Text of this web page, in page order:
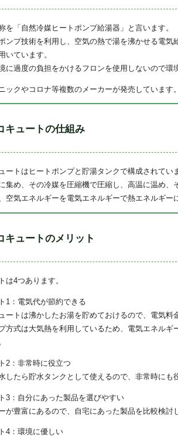
を「自然冷媒ヒートポンプ給湯器」と言います。
ンプ技術を利用し、空気の熱で湯を沸かせる電
いています。
に過度の負担をかけるフロンを使用しないので環
ックやコロナ等複数のメーカーが発売しています。
キュートの仕組み
ートはヒートポンプと貯湯タンクで構成されて
集め、その冷媒を圧縮機で圧縮し、高温に温め、
空気エネルギーを電気エネルギーで熱エネルギー
キュートのメリット
は4つあります。
1：電気代が節約できる
ートは沸かしたお湯を貯めておけるので、電気
方式は大気熱を利用しているため、電気エネル
2：非常時に役立つ
したら貯水タンクとして使えるので、非常時にも
3：自分にあった製品を選びやすい
が豊富にあるので、自宅にあった製品を比較検討
4：環境に優しい